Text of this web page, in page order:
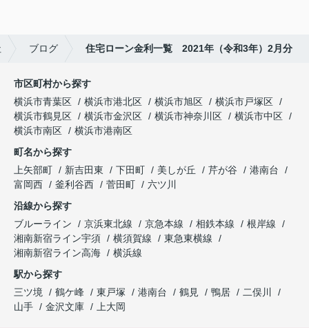
ブログ 住宅ローン金利一覧 2021年（令和3年）2月分
市区町村から探す
横浜市青葉区
横浜市港北区 横浜市旭区
横浜市戸塚区
横浜市鶴見区
横浜市金沢区 横浜市神奈川区
横浜市中区
横浜市南区
横浜市港南区
町名から探す
上矢部町
新吉田東 下田町 美しが丘 芹が谷
港南台
富岡西
釜利谷西 菅田町
六ツ川
沿線から探す
ブルーライン
京浜東北線 京急本線 相鉄本線
根岸線
湘南新宿ライン宇須
横須賀線
東急東横線
湘南新宿ライン高海
横浜線
駅から探す
三ツ境
鶴ケ峰 東戸塚 港南台 鶴見 鴨居
二俣川
山手
金沢文庫 上大岡